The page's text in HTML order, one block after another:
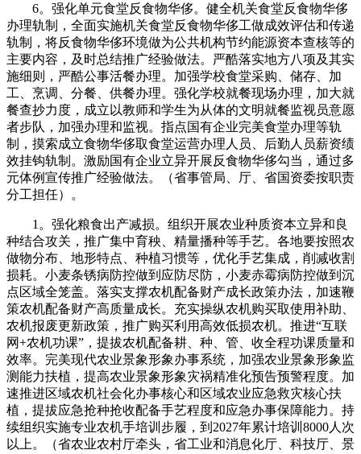
6。强化单元食堂反食物华侈。健全机关食堂反食物华侈
办理轨制，全面实施机关食堂反食物华侈工做成效评估和传递
轨制，将反食物华侈环境做为公共机构节约能源资本查核等的
主要内容，及时总结推广经验做法。严酷落实地方八项及其实
施细则，严酷公事活餐办理。加强学校食堂采购、储存、加
工、烹调、分餐、供餐办理。强化学校就餐现场办理，加大就
餐查抄力度，成立以教师和学生为从体的文明就餐监视员意愿
者步队，加强办理和监视。指点国有企业完美食堂办理等轨
制，摸索成立食物华侈取食堂运营办理人员、后勤人员薪资绩
效挂钩轨制。激励国有企业立异开展反食物华侈勾当，通过多
元体例宣传推广经验做法。（省事管局、厅、省国资委按职责
分工担任）。
1。强化粮食出产减损。组织开展农业种质资本立异和良
种结合攻关，推广集中育秧、精量播种等手艺。各地要按照农
做物分布、地形特点、种植习惯等，优化手艺集成，削减收割
损耗。小麦条锈病防控做到应防尽防，小麦赤霉病防控做到沉
点区域全笼盖。落实支撑农机配备财产成长政策办法，加速鞭
策农机配备财产高质量成长。充实操纵农机购买取使用补助、
农机报废更新政策，推广购买利用高效低损农机。推进“互联
网+农机功课”，提拔农机配备耕、种、管、收全程功课质量和
效率。完美现代农业景象形象办事系统，加强农业景象形象监
测能力扶植，提高农业景象形象灾祸精准化预告预警程度。加
速推进区域农机社会化办事核心和区域农业应急救灾核心扶
植，提拔应急抢种抢收配备手艺程度和应急办事保障能力。持
续组织实施专业农机手培训步履，到2027年累计培训8000人次
以上。（省农业农村厅牵头，省工业和消息化厅、科技厅、景